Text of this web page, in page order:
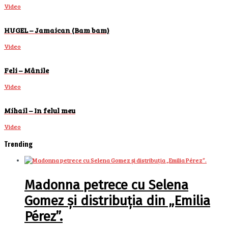
Video
HUGEL – Jamaican (Bam bam)
Video
Feli – Mânile
Video
Mihail – In felul meu
Video
Trending
Madonna petrece cu Selena
Gomez și distribuția din „Emilia
Pérez”.